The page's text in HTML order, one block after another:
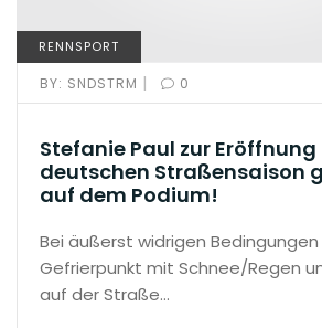
RENNSPORT
BY: SNDSTRM | 0
Stefanie Paul zur Eröffnung
deutschen Straßensaison
auf dem Podium!
Bei äußerst widrigen
Gefrierpunkt mit Schnee/Regen
auf der Straße…